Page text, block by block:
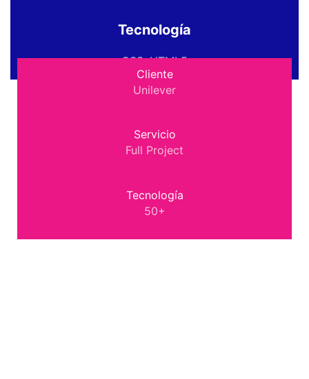
Tecnología
CSS,HTML5
Cliente
Unilever
Servicio
Full Project
Tecnología
50+